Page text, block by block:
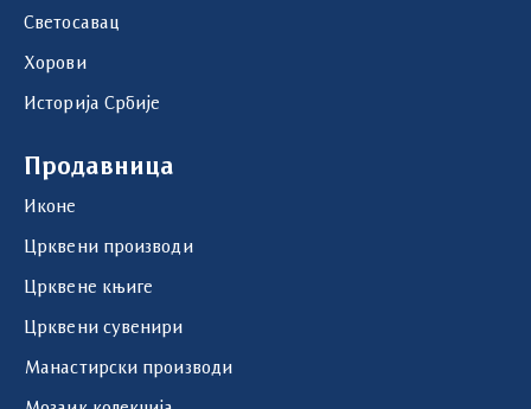
Светосавац
Хорови
Историја Србије
Продавница
Иконе
Црквени производи
Црквене књиге
Црквени сувенири
Манастирски производи